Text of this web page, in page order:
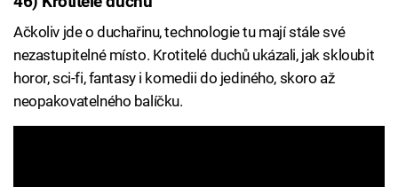
Ačkoliv jde o duchařinu, technologie tu mají stále své
nezastupitelné místo. Krotitelé duchů ukázali, jak skloubit
horor, sci-fi, fantasy i komedii do jediného, skoro až
neopakovatelného balíčku.